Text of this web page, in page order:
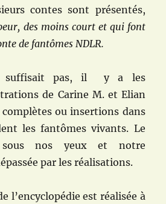
contes sont présentés,
des moins court et qui font
de fantômes NDLR.
suffisait pas, il y a les
de Carine M. et Elian
complètes ou insertions dans
les fantômes vivants. Le
sous nos yeux et notre
par les réalisations.
l’encyclopédie est réalisée à